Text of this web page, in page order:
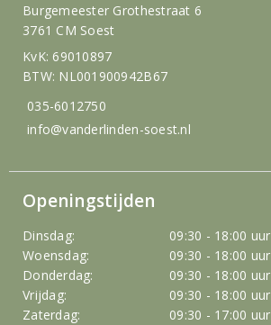
Burgemeester Grothestraat 6
3761 CM Soest
KvK: 69010897
BTW: NL001900942B67
035-6012750
info@vanderlinden-soest.nl
Openingstijden
Dinsdag:
09:30 - 18:00 uur
Woensdag:
09:30 - 18:00 uur
Donderdag:
09:30 - 18:00 uur
Vrijdag:
09:30 - 18:00 uur
Zaterdag:
09:30 - 17:00 uur